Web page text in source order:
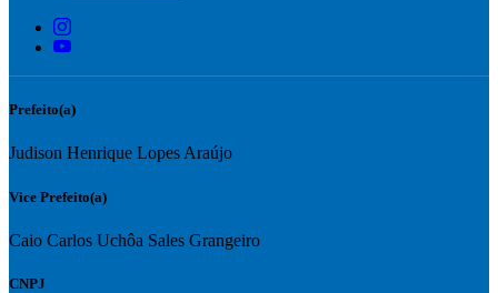
Prefeito(a)
Judison Henrique Lopes Araújo
Vice Prefeito(a)
Caio Carlos Uchôa Sales Grangeiro
CNPJ